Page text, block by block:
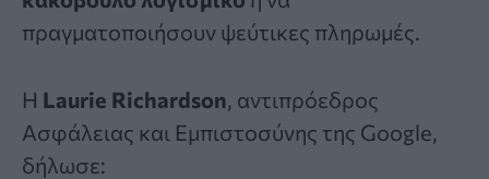
πραγματοποιήσουν ψεύτικες πληρωμές.
Η Laurie Richardson, αντιπρόεδρος
Ασφάλειας και Εμπιστοσύνης της Google,
δήλωσε: